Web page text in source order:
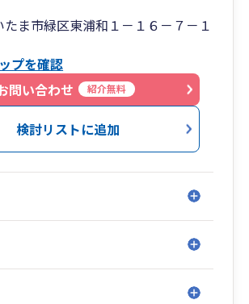
携し、皆さまの事業を精一杯バッ
ます！
ま市緑区東浦和１－１６－７－１
プを確認
問い合わせ
紹介無料
検討リストに追加